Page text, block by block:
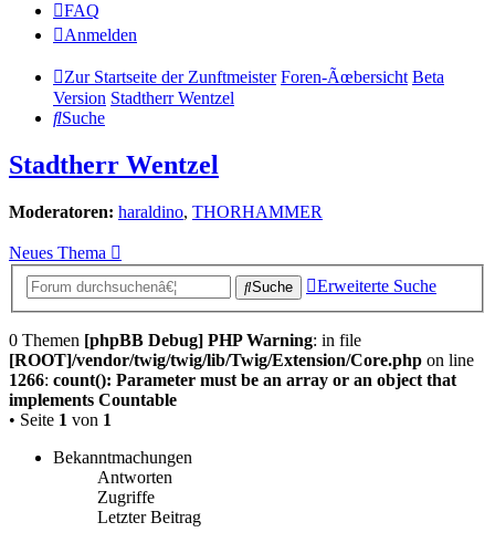
FAQ
Anmelden
Zur Startseite der Zunftmeister Foren-Ãœbersicht Beta
Version Stadtherr Wentzel
Suche
Stadtherr Wentzel
Moderatoren: haraldino, THORHAMMER
Neues Thema
Suche Erweiterte Suche
0 Themen [phpBB Debug] PHP Warning: in file
[ROOT]/vendor/twig/twig/lib/Twig/Extension/Core.php on line
1266: count(): Parameter must be an array or an object that
implements Countable
• Seite 1 von 1
Bekanntmachungen
Antworten
Zugriffe
Letzter Beitrag